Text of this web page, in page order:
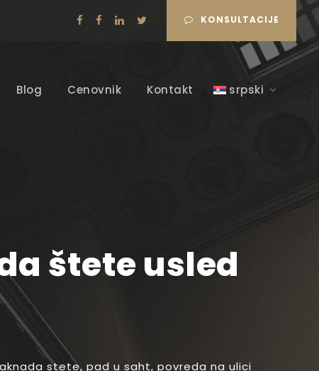
KONSULTACIJE
Blog Cenovnik Kontakt srpski
štete usled
stete, pad u saht, povreda na ulici